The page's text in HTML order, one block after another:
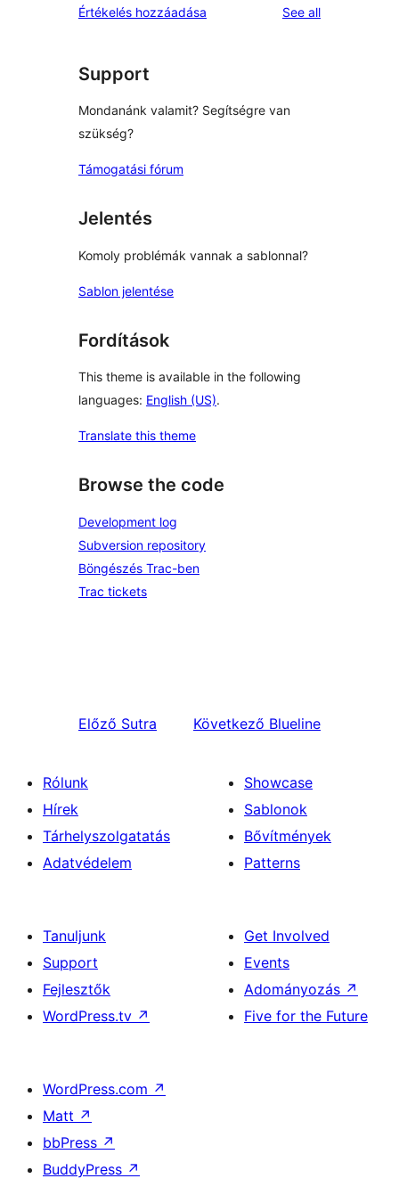
Értékelés hozzáadása See allreviews
Support
Mondanánk valamit? Segítségre van
szükség?
Támogatási fórum
Jelentés
Komoly problémák vannak a sablonnal?
Sablon jelentése
Fordítások
This theme is available in the following
languages: English (US).
Translate this theme
Browse the code
Development log
Subversion repository
Böngészés Trac-ben
Trac tickets
Előző Sutra Következő Blueline
Rólunk
Hírek
Tárhelyszolgatatás
Adatvédelem
Showcase
Sablonok
Bővítmények
Patterns
Tanuljunk
Support
Fejlesztők
WordPress.tv ↗
Get Involved
Events
Adományozás ↗
Five for the Future
WordPress.com ↗
Matt ↗
bbPress ↗
BuddyPress ↗